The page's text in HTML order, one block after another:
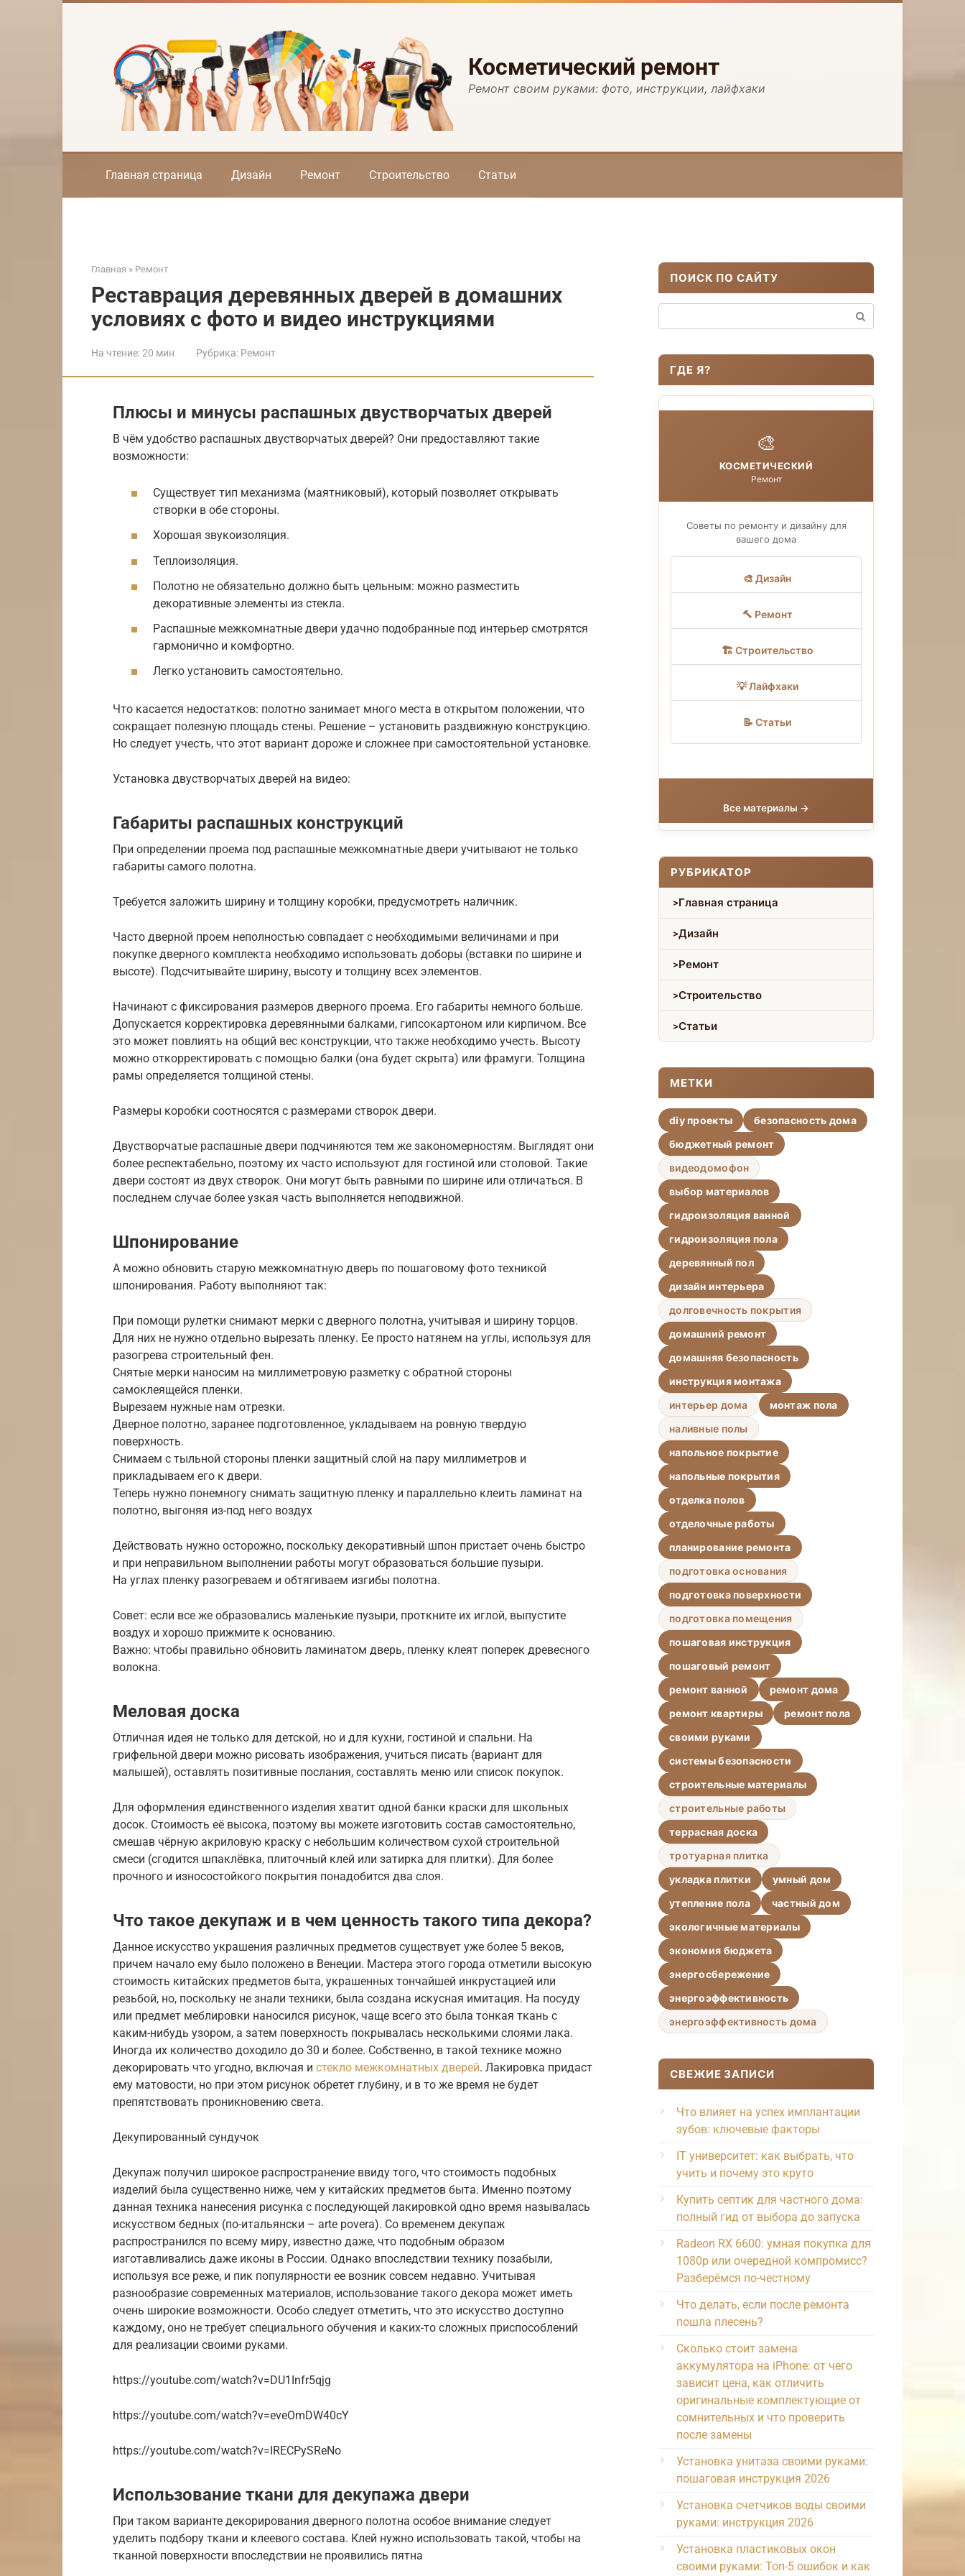
Косметический ремонт
Ремонт своим руками: фото, инструкции, лайфхаки
Главная страница Дизайн Ремонт Строительство Статьи
Главная » Ремонт
Реставрация деревянных дверей в домашних
условиях с фото и видео инструкциями
На чтение:20 мин Рубрика: Ремонт
Плюсы и минусы распашных двустворчатых дверей
В чём удобство распашных двустворчатых дверей? Они предоставляют такие
возможности:
Существует тип механизма (маятниковый), который позволяет открывать
створки в обе стороны.
Хорошая звукоизоляция.
Теплоизоляция.
Полотно не обязательно должно быть цельным: можно разместить
декоративные элементы из стекла.
Распашные межкомнатные двери удачно подобранные под интерьер смотрятся
гармонично и комфортно.
Легко установить самостоятельно.
Что касается недостатков: полотно занимает много места в открытом положении, что
сокращает полезную площадь стены. Решение – установить раздвижную конструкцию.
Но следует учесть, что этот вариант дороже и сложнее при самостоятельной установке.
Установка двустворчатых дверей на видео:
Габариты распашных конструкций
При определении проема под распашные межкомнатные двери учитывают не только
габариты самого полотна.
Требуется заложить ширину и толщину коробки, предусмотреть наличник.
Часто дверной проем неполностью совпадает с необходимыми величинами и при
покупке дверного комплекта необходимо использовать доборы (вставки по ширине и
высоте). Подсчитывайте ширину, высоту и толщину всех элементов.
Начинают с фиксирования размеров дверного проема. Его габариты немного больше.
Допускается корректировка деревянными балками, гипсокартоном или кирпичом. Все
это может повлиять на общий вес конструкции, что также необходимо учесть. Высоту
можно откорректировать с помощью балки (она будет скрыта) или фрамуги. Толщина
рамы определяется толщиной стены.
Размеры коробки соотносятся с размерами створок двери.
Двустворчатые распашные двери подчиняются тем же закономерностям. Выглядят они
более респектабельно, поэтому их часто используют для гостиной или столовой. Такие
двери состоят из двух створок. Они могут быть равными по ширине или отличаться. В
последнем случае более узкая часть выполняется неподвижной.
Шпонирование
А можно обновить старую межкомнатную дверь по пошаговому фото техникой
шпонирования. Работу выполняют так:
При помощи рулетки снимают мерки с дверного полотна, учитывая и ширину торцов.
Для них не нужно отдельно вырезать пленку. Ее просто натянем на углы, используя для
разогрева строительный фен.
Снятые мерки наносим на миллиметровую разметку с обратной стороны
самоклеящейся пленки.
Вырезаем нужные нам отрезки.
Дверное полотно, заранее подготовленное, укладываем на ровную твердую
поверхность.
Снимаем с тыльной стороны пленки защитный слой на пару миллиметров и
прикладываем его к двери.
Теперь нужно понемногу снимать защитную пленку и параллельно клеить ламинат на
полотно, выгоняя из-под него воздух
Действовать нужно осторожно, поскольку декоративный шпон пристает очень быстро
и при неправильном выполнении работы могут образоваться большие пузыри.
На углах пленку разогреваем и обтягиваем изгибы полотна.
Совет: если все же образовались маленькие пузыри, проткните их иглой, выпустите
воздух и хорошо прижмите к основанию.
Важно: чтобы правильно обновить ламинатом дверь, пленку клеят поперек древесного
волокна.
Меловая доска
Отличная идея не только для детской, но и для кухни, гостиной и спальни. На
грифельной двери можно рисовать изображения, учиться писать (вариант для
малышей), оставлять позитивные послания, составлять меню или список покупок.
Для оформления единственного изделия хватит одной банки краски для школьных
досок. Стоимость её высока, поэтому вы можете изготовить состав самостоятельно,
смешав чёрную акриловую краску с небольшим количеством сухой строительной
смеси (сгодится шпаклёвка, плиточный клей или затирка для плитки). Для более
прочного и износостойкого покрытия понадобится два слоя.
Что такое декупаж и в чем ценность такого типа декора?
Данное искусство украшения различных предметов существует уже более 5 веков,
причем начало ему было положено в Венеции. Мастера этого города отметили высокую
стоимость китайских предметов быта, украшенных тончайшей инкрустацией или
резьбой, но, поскольку не знали техники, была создана искусная имитация. На посуду
или предмет меблировки наносился рисунок, чаще всего это была тонкая ткань с
каким-нибудь узором, а затем поверхность покрывалась несколькими слоями лака.
Иногда их количество доходило до 30 и более. Собственно, в такой технике можно
декорировать что угодно, включая и стекло межкомнатных дверей. Лакировка придаст
ему матовости, но при этом рисунок обретет глубину, и в то же время не будет
препятствовать проникновению света.
Декупированный сундучок
Декупаж получил широкое распространение ввиду того, что стоимость подобных
изделий была существенно ниже, чем у китайских предметов быта. Именно поэтому
данная техника нанесения рисунка с последующей лакировкой одно время называлась
искусством бедных (по-итальянски – arte povera). Со временем декупаж
распространился по всему миру, известно даже, что подобным образом
изготавливались даже иконы в России. Однако впоследствии технику позабыли,
используя все реже, и пик популярности ее возник совсем недавно. Учитывая
разнообразие современных материалов, использование такого декора может иметь
очень широкие возможности. Особо следует отметить, что это искусство доступно
каждому, оно не требует специального обучения и каких-то сложных приспособлений
для реализации своими руками.
https://youtube.com/watch?v=DU1Infr5qjg
https://youtube.com/watch?v=eveOmDW40cY
https://youtube.com/watch?v=IRECPySReNo
Использование ткани для декупажа двери
При таком варианте декорирования дверного полотна особое внимание следует
уделить подбору ткани и клеевого состава. Клей нужно использовать такой, чтобы на
тканной поверхности впоследствии не проявились пятна
ПОИСК ПО САЙТУ
ГДЕ Я?
🎨
КОСМЕТИЧЕСКИЙ
Ремонт
Советы по ремонту и дизайну для
вашего дома
🎨 Дизайн
🔨 Ремонт
🏗 Строительство
💡 Лайфхаки
📝 Статьи
Все материалы →
РУБРИКАТОР
Главная страница
Дизайн
Ремонт
Строительство
Статьи
МЕТКИ
diy проекты
безопасность дома
бюджетный ремонт
видеодомофон
выбор материалов
гидроизоляция ванной
гидроизоляция пола
деревянный пол
дизайн интерьера
долговечность покрытия
домашний ремонт
домашняя безопасность
инструкция монтажа
интерьер дома
монтаж пола
наливные полы
напольное покрытие
напольные покрытия
отделка полов
отделочные работы
планирование ремонта
подготовка основания
подготовка поверхности
подготовка помещения
пошаговая инструкция
пошаговый ремонт
ремонт ванной
ремонт дома
ремонт квартиры
ремонт пола
своими руками
системы безопасности
строительные материалы
строительные работы
террасная доска
тротуарная плитка
укладка плитки
умный дом
утепление пола
частный дом
экологичные материалы
экономия бюджета
энергосбережение
энергоэффективность
энергоэффективность дома
СВЕЖИЕ ЗАПИСИ
Что влияет на успех имплантации
зубов: ключевые факторы
IT университет: как выбрать, что
учить и почему это круто
Купить септик для частного дома:
полный гид от выбора до запуска
Radeon RX 6600: умная покупка для
1080p или очередной компромисс?
Разберёмся по-честному
Что делать, если после ремонта
пошла плесень?
Сколько стоит замена
аккумулятора на iPhone: от чего
зависит цена, как отличить
оригинальные комплектующие от
сомнительных и что проверить
после замены
Установка унитаза своими руками:
пошаговая инструкция 2026
Установка счетчиков воды своими
руками: инструкция 2026
Установка пластиковых окон
своими руками: Топ-5 ошибок и как